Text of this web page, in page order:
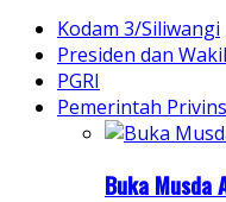
Kodam 3/Siliwangi
Presiden dan
PGRI
Pemerintah
Buka Musda